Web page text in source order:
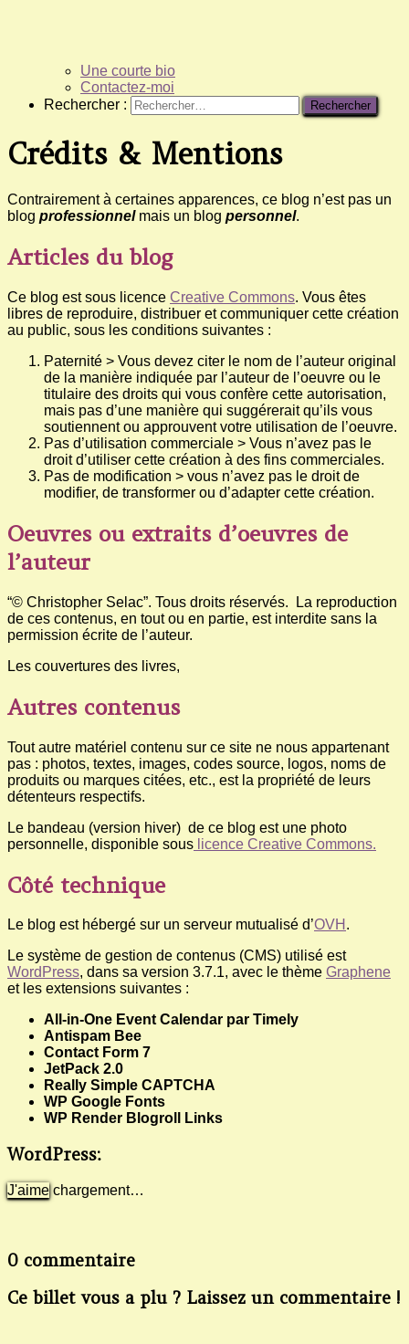
Une courte bio
Contactez-moi
Rechercher :
Crédits & Mentions
Contrairement à certaines apparences, ce blog n’est pas un
blog professionnelmais un blog personnel.
Articles du blog
Ce blog est sous licence Creative Commons. Vous êtes
libres de reproduire, distribuer et communiquer cette création
au public, sous les conditions suivantes :
Paternité > Vous devez citer le nom de l’auteur original
de la manière indiquée par l’auteur de l’oeuvre ou le
titulaire des droits qui vous confère cette autorisation,
mais pas d’une manière qui suggérerait qu’ils vous
soutiennent ou approuvent votre utilisation de l’oeuvre.
Pas d’utilisation commerciale > Vous n’avez pas le
droit d’utiliser cette création à des fins commerciales.
Pas de modification > vous n’avez pas le droit de
modifier, de transformer ou d’adapter cette création.
Oeuvres ou extraits d’oeuvres de
l’auteur
“© Christopher Selac”. Tous droits réservés. La reproduction
de ces contenus, en tout ou en partie, est interdite sans la
permission écrite de l’auteur.
Les couvertures des livres,
Autres contenus
Tout autre matériel contenu sur ce site ne nous appartenant
pas : photos, textes, images, codes source, logos, noms de
produits ou marques citées, etc., est la propriété de leurs
détenteurs respectifs.
Le bandeau (version hiver) de ce blog est une photo
personnelle, disponible sous licence Creative Commons.
Côté technique
Le blog est hébergé sur un serveur mutualisé d’OVH .
Le système de gestion de contenus (CMS) utilisé est
WordPress, dans sa version 3.7.1, avec le thème Graphene
et les extensions suivantes :
All-in-One Event Calendar par Timely
Antispam Bee
Contact Form 7
JetPack 2.0
Really Simple CAPTCHA
WP Google Fonts
WP Render Blogroll Links
WordPress:
J'aime chargement…
0 commentaire
Ce billet vous a plu ? Laissez un commentaire !